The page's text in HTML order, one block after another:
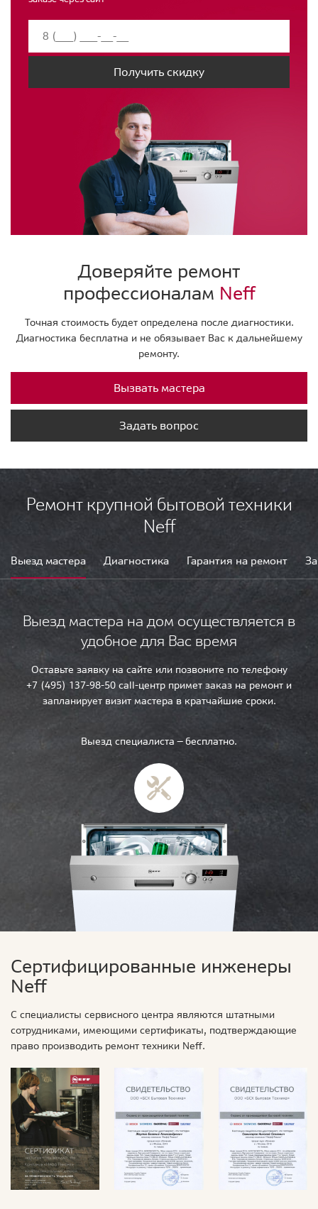
Получить скидку
Доверяйте ремонт
профессионалам Neff
Точная стоимость будет определена после диагностики.
Диагностика бесплатна и не обязывает Вас к дальнейшему
ремонту.
Вызвать мастера
Задать вопрос
Ремонт крупной бытовой техники
Neff
Выезд мастера Диагностика Гарантия на ремонт
Выезд мастера на дом осуществляется в
удобное для Вас время
Оставьте заявку на сайте или позвоните по телефону
+7 (495) 137-98-50 call-центр примет заказ на ремонт и
запланирует визит мастера в кратчайшие сроки.
Выезд специалиста — бесплатно.
Сертифицированные инженеры
Neff
С специалисты сервисного центра являются штатными
сотрудниками, имеющими сертификаты, подтверждающие
право производить ремонт техники Neff.